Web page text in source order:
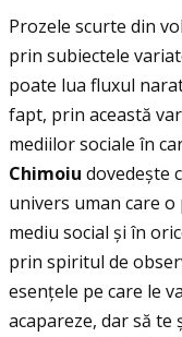
Prozele scurte din
prin subiectele
poate lua fluxul
fapt, prin această
mediilor sociale în
Chimoiu dovedește
univers uman care
mediu social și în
prin spiritul de
esenţele pe care le
acapareze, dar să te